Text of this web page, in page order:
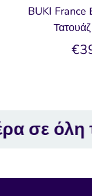
BUKI France
την